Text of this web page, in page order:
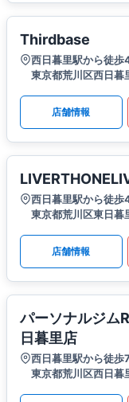
Thirdbase
西日暮里駅から徒歩
東京都荒川区西日
店舗情報
西日暮里駅から徒歩
東京都荒川区東日
店舗情報
パーソナルジム
日暮里店
西日暮里駅から徒歩
東京都荒川区西日